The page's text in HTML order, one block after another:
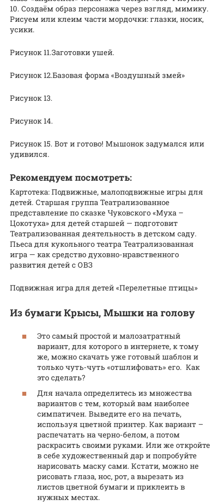
10. Создаём образ персонажа через взгляд, мимику.
Рисуем или клеим части мордочки: глазки, носик,
усики.
Рисунок 11.Заготовки ушей.
Рисунок 12.Базовая форма «Воздушный змей»
Рисунок 13.
Рисунок 14.
Рисунок 15. Вот и готово! Мышонок задумался или
удивился.
Рекомендуем посмотреть:
Картотека: Подвижные, малоподвижные игры для
детей. Старшая группа Театрализованное
представление по сказке Чуковского «Муха –
Цокотуха» для детей старшей — подготовит
Театрализованная деятельность в детском саду.
Пьеса для кукольного театра Театрализованная
игра — как средство духовно-нравственного
развития детей с ОВЗ
Подвижная игра для детей «Перелетные птицы»
Из бумаги Крысы, Мышки на голову
Это самый простой и малозатратный
вариант, для которого в интернете, к тому
же, можно скачать уже готовый шаблон и
только чуть-чуть «отшлифовать» его. Как
это сделать?
Для начала определитесь из множества
вариантов с тем, который вам наиболее
симпатичен. Выведите его на печать,
используя цветной принтер. Как вариант –
распечатать на черно-белом, а потом
раскрасить своими руками. Или же откройте
в себе художественный дар и попробуйте
нарисовать маску сами. Кстати, можно не
рисовать глаза, нос, рот, а вырезать из
листов цветной бумаги и приклеить в
нужных местах.